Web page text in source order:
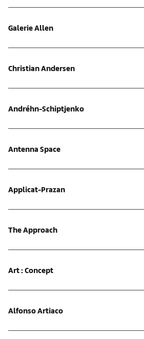
Galerie Allen
Christian Andersen
Andréhn-Schiptjenko
Antenna Space
Applicat-Prazan
The Approach
Art : Concept
Alfonso Artiaco